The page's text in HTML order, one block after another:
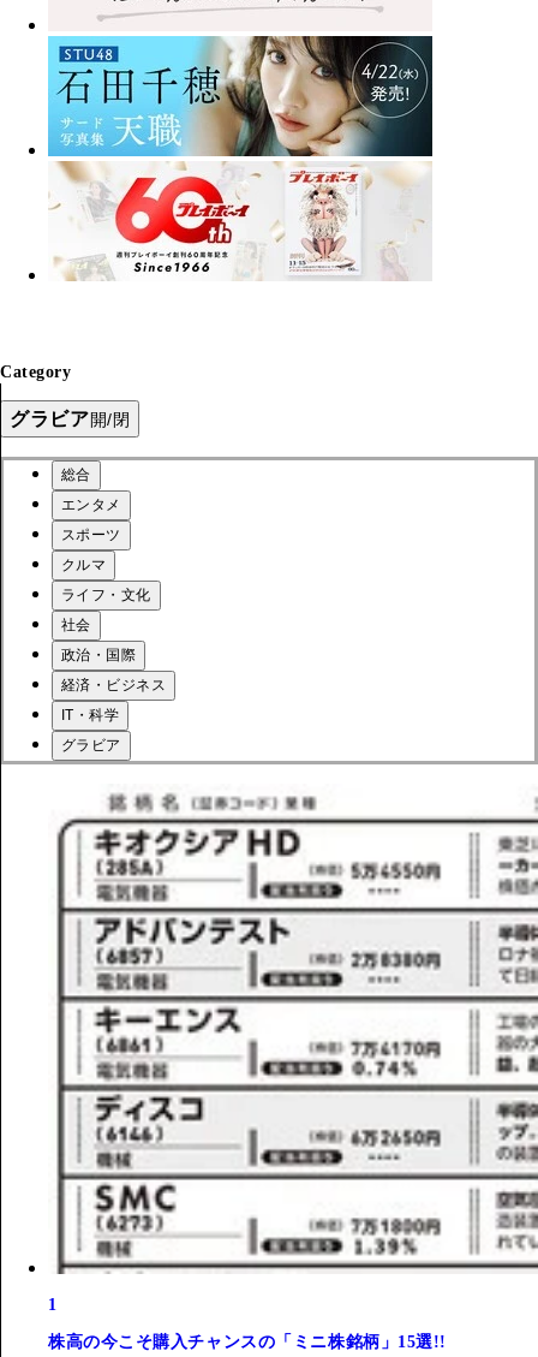
Category
グラビア開/閉
総合
エンタメ
スポーツ
クルマ
ライフ・文化
社会
政治・国際
経済・ビジネス
IT・科学
グラビア
1
株高の今こそ購入チャンスの「ミニ株銘柄」15選!!